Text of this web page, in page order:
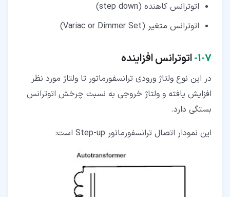
اتوترانس کاهنده (step down)
اتوترانس متغیر (Variac or Dimmer Set)
۷‏-‏۱‏- اتوترانس افزاینده
در این نوع ولتاژ ورودی ترانسفورماتور تا ولتاژ مورد نظر
افزایش یافته و ولتاژ خروجی به نسبت چرخش اتوترانس
بستگی دارد.
این نمودار اتصال ترانسفورماتور Step-up است: